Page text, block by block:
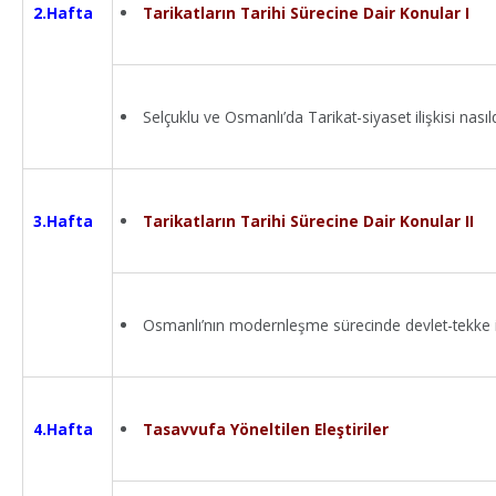
2.Hafta Tarikatların Tarihi Sürecine Dair Konular I
Selçuklu ve Osmanlı’da Tarikat-siyaset ilişkisi
3.Hafta Tarikatların Tarihi Sürecine Dair Konular II
Osmanlı’nın modernleşme sürecinde devlet-tekke
4.Hafta Tasavvufa Yöneltilen Eleştiriler